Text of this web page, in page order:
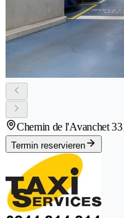
Chemin de l'Avanchet 33
Termin reservieren